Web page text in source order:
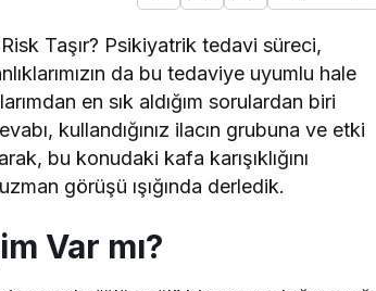
Taşır? Psikiyatrik tedavi süreci,
da bu tedaviye uyumlu hale
en sık aldığım sorulardan biri
kullandığınız ilacın grubuna ve etki
bu konudaki kafa karışıklığını
görüşü ışığında derledik.
Var mı?